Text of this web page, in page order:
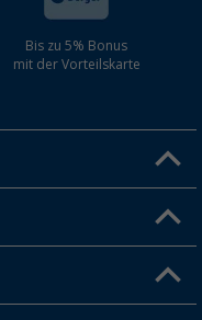
Bis zu 5% Bonus
mit der Vorteilskarte